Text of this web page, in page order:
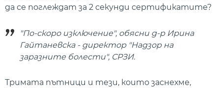
да се поглеждат за 2 секунди сертификатите?
"По-скоро изключение", обясни д-р Ирина
Гайтаневска - директор "Надзор на
заразните болести", СРЗИ.
Тримата пътници и тези, които заснехме,